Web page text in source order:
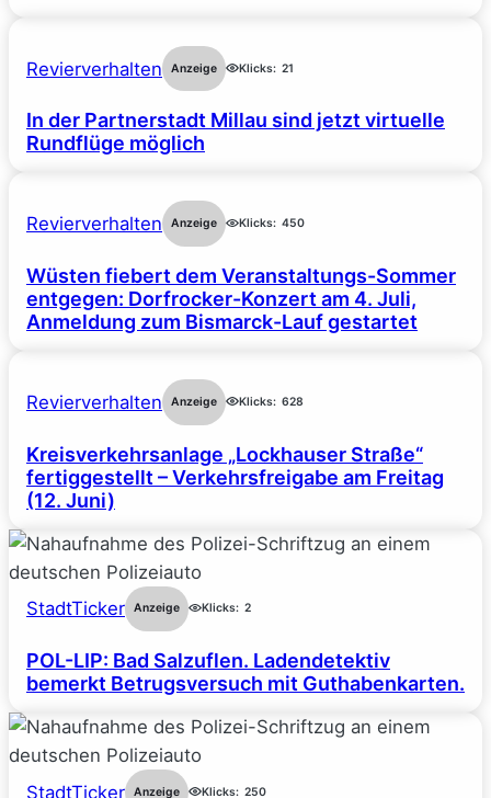
Revierverhalten Anzeige Klicks: 21
In der Partnerstadt Millau sind jetzt virtuelle
Rundflüge möglich
Revierverhalten Anzeige Klicks: 450
Wüsten fiebert dem Veranstaltungs-Sommer
entgegen: Dorfrocker-Konzert am 4. Juli,
Anmeldung zum Bismarck-Lauf gestartet
Revierverhalten Anzeige Klicks: 628
Kreisverkehrsanlage „Lockhauser Straße“
fertiggestellt – Verkehrsfreigabe am Freitag
(12. Juni)
StadtTicker Anzeige Klicks: 2
POL-LIP: Bad Salzuflen. Ladendetektiv
bemerkt Betrugsversuch mit Guthabenkarten.
StadtTicker Anzeige Klicks: 250